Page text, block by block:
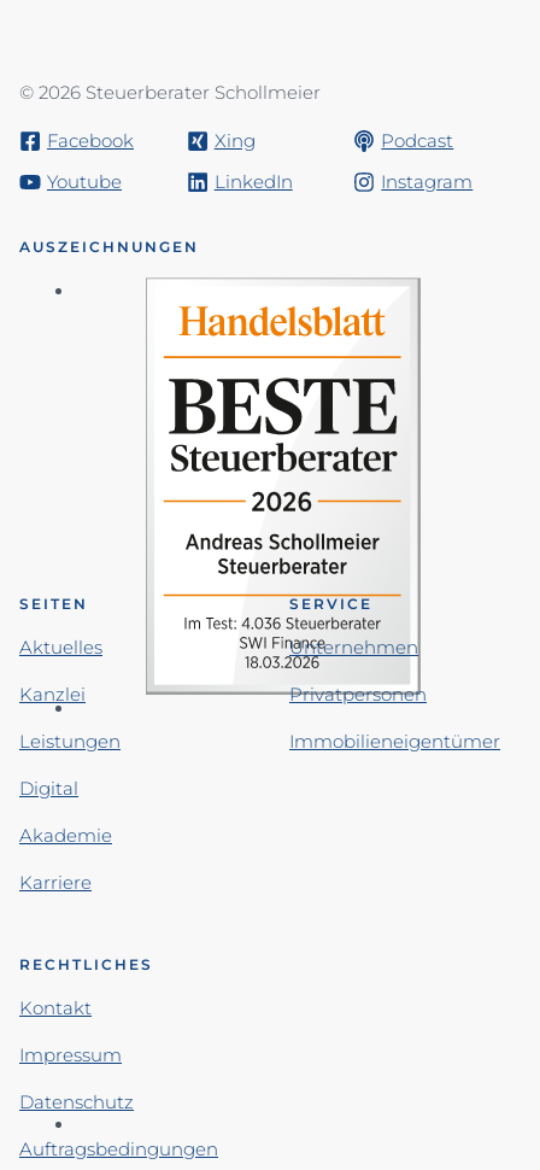
© 2026 Steuerberater Schollmeier
Facebook Xing
Podcast
Youtube
LinkedIn Instagram
AUSZEICHNUNGEN
SEITEN
Aktuelles
Kanzlei
Leistungen
Digital
Akademie
Karriere
SERVICE
Unternehmen
Privatpersonen
Immobilieneigentümer
RECHTLICHES
Kontakt
Impressum
Datenschutz
Auftragsbedingungen